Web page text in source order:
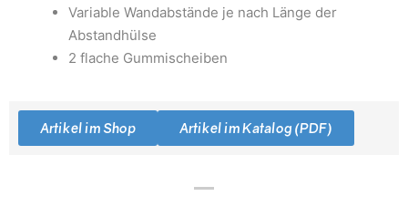
Variable Wandabstände je nach Länge der
Abstandhülse
2 flache Gummischeiben
Artikel im Shop Artikel im Katalog (PDF)